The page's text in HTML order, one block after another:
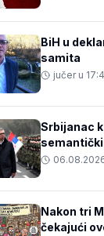
BiH u
samita
jučer u
Srbijanac
Nakon tri
čekajući